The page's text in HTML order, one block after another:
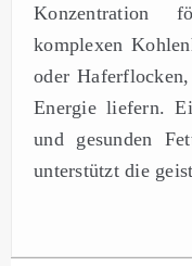
Konzentration
komplexen
oder
Energie liefern.
und gesunden
unterstützt die